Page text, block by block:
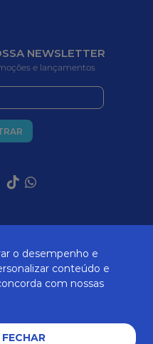
NEWSLETTER
e lançamentos
o desempenho e
conteúdo e
com nossas